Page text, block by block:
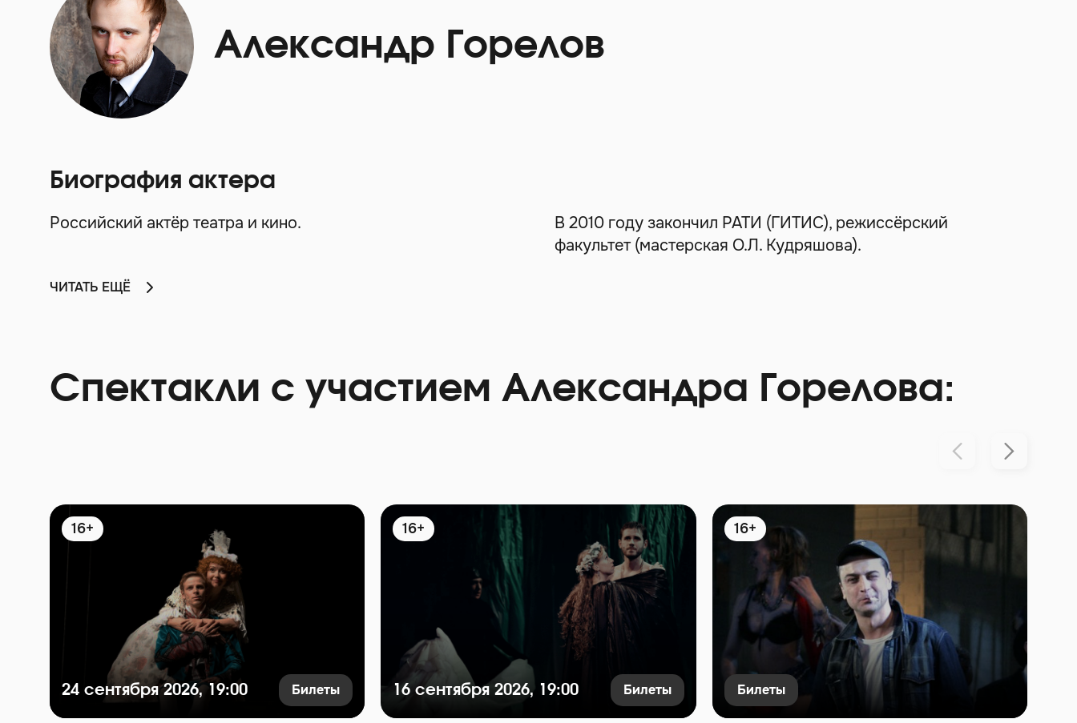
Александр Горелов
Биография актера
Российский актёр театра и кино.
В 2010 году закончил РАТИ (ГИТИС), режиссёрский
факультет (мастерская О.Л. Кудряшова).
ЧИТАТЬ ЕЩЁ
Спектакли с участием Александра Горелова:
16+
24 сентября 2026, 19:00 Билеты
16+
16 сентября 2026, 19:00 Билеты
16+
Билеты